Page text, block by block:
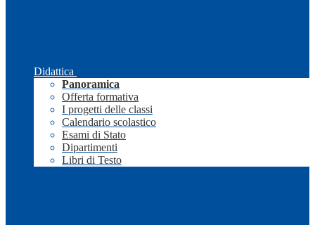
Didattica
Panoramica
Offerta formativa
I progetti delle classi
Calendario scolastico
Esami di Stato
Dipartimenti
Libri di Testo